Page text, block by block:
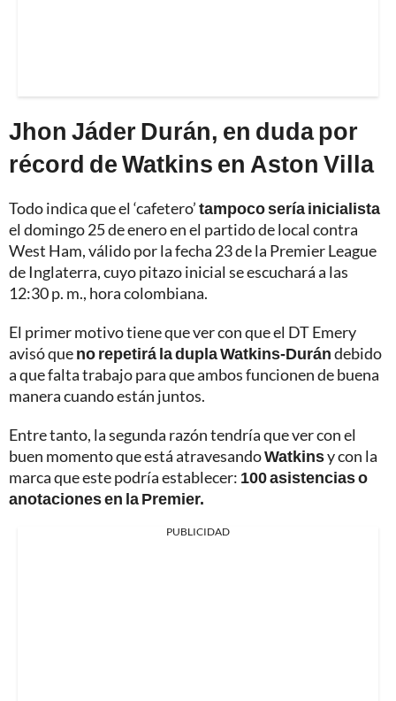
Jhon Jáder Durán, en duda por
récord de Watkins en Aston Villa
Todo indica que el ‘cafetero’tampoco sería inicialista
el domingo 25 de enero en el partido de local contra
West Ham, válido por la fecha 23 de la Premier League
de Inglaterra, cuyo pitazo inicial se escuchará a las
12:30 p. m., hora colombiana.
El primer motivo tiene que ver con que el DT Emery
avisó queno repetirá la dupla Watkins-Durándebido
a que falta trabajo para que ambos funcionen de buena
manera cuando están juntos.
Entre tanto, la segunda razón tendría que ver con el
buen momento que está atravesandoWatkinsy con la
marca que este podría establecer: 100 asistencias o
anotaciones en la Premier.
PUBLICIDAD